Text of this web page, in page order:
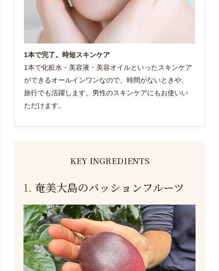
1本で完了。時短スキンケア
1本で化粧水・美容液・美容オイルといったスキンケア
ができるオールインワンなので、時間がないときや、
旅行でも活躍します。男性のスキンケアにもお使いい
ただけます。
KEY INGREDIENTS
1. 奄美大島のパッションフルーツ